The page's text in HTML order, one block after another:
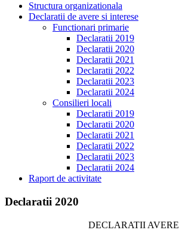
Structura organizationala
Declaratii de avere si interese
Functionari primarie
Declaratii 2019
Declaratii 2020
Declaratii 2021
Declaratii 2022
Declaratii 2023
Declaratii 2024
Consilieri locali
Declaratii 2019
Declaratii 2020
Declaratii 2021
Declaratii 2022
Declaratii 2023
Declaratii 2024
Raport de activitate
Declaratii 2020
DECLARATII AVERE